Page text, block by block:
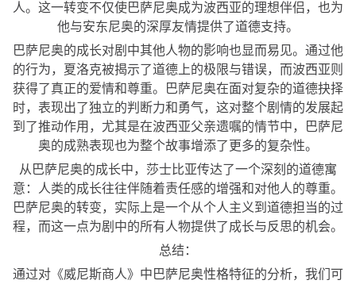
人。这一转变不仅使巴萨尼奥成为波西亚的理想伴侣，也为
他与安东尼奥的深厚友情提供了道德支持。
巴萨尼奥的成长对剧中其他人物的影响也显而易见。通过他
的行为，夏洛克被揭示了道德上的极限与错误，而波西亚则
获得了真正的爱情和尊重。巴萨尼奥在面对复杂的道德抉择
时，表现出了独立的判断力和勇气，这对整个剧情的发展起
到了推动作用，尤其是在波西亚父亲遗嘱的情节中，巴萨尼
奥的成熟表现也为整个故事增添了更多的复杂性。
从巴萨尼奥的成长中，莎士比亚传达了一个深刻的道德寓
意：人类的成长往往伴随着责任感的增强和对他人的尊重。
巴萨尼奥的转变，实际上是一个从个人主义到道德担当的过
程，而这一点为剧中的所有人物提供了成长与反思的机会。
总结：
通过对《威尼斯商人》中巴萨尼奥性格特征的分析，我们可